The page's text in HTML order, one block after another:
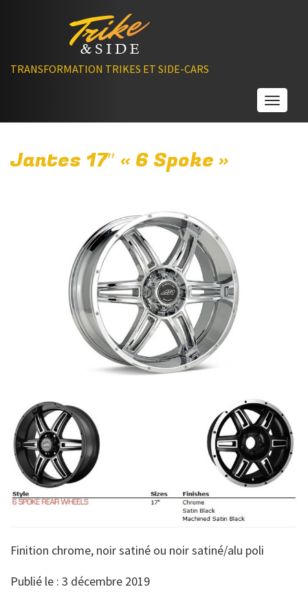
TRANSFORMATION TRIKES ET SIDE-CARS
Jantes 17″ « 6 Spoke »
Finition chrome, noir satiné ou noir satiné/alu poli
Publié le : 3 décembre 2019